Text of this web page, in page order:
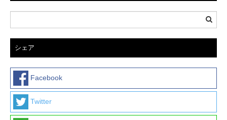
シェア
Facebook
Twitter